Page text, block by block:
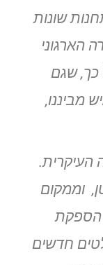
שונות
הארגוני
כך, שגם
מביננו,
העיקרית.
, וממקום
הספקת
חדשים